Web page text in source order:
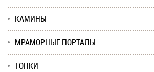
КАМИНЫ
МРАМОРНЫЕ ПОРТАЛЫ
ТОПКИ